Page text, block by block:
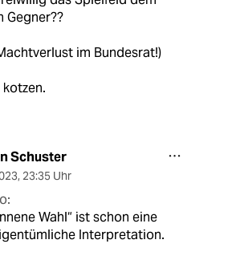
Gegner??
im Bundesrat!)
Schuster
, 23:35 Uhr
Wahl“ ist schon eine
Interpretation.